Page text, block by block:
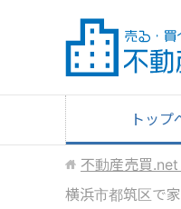
トップ
不動産売買.net
横浜市都筑区で